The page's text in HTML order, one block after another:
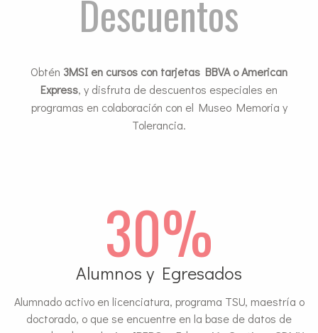
Descuentos
Obtén 3MSI en cursos con tarjetas BBVA o American
Express, y disfruta de descuentos especiales en
programas en colaboración con el Museo Memoria y
Tolerancia.
30%
Alumnos y Egresados
Alumnado activo en licenciatura, programa TSU, maestría o
doctorado, o que se encuentre en la base de datos de